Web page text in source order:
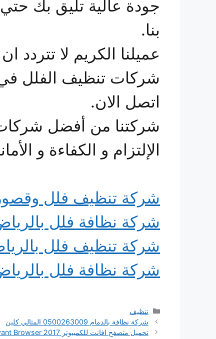
جودة عالية تليق بك
بنا.
عميلنا الكريم لا
شركات تنظيف الفلل في
اتصل الان.
شركتنا من أفضل
الإلتزام و الكفاءة و
شركة تنظيف فلل
شركة نظافة فلل
شركة تنظيف فلل
شركة نظافة فلل
التصنيفات
تنظيف
شركة نظافة بالدمام 0500263009 المثالي كلين
تحميل متصفح افانت للكمبيوتر Avant Browser 2017